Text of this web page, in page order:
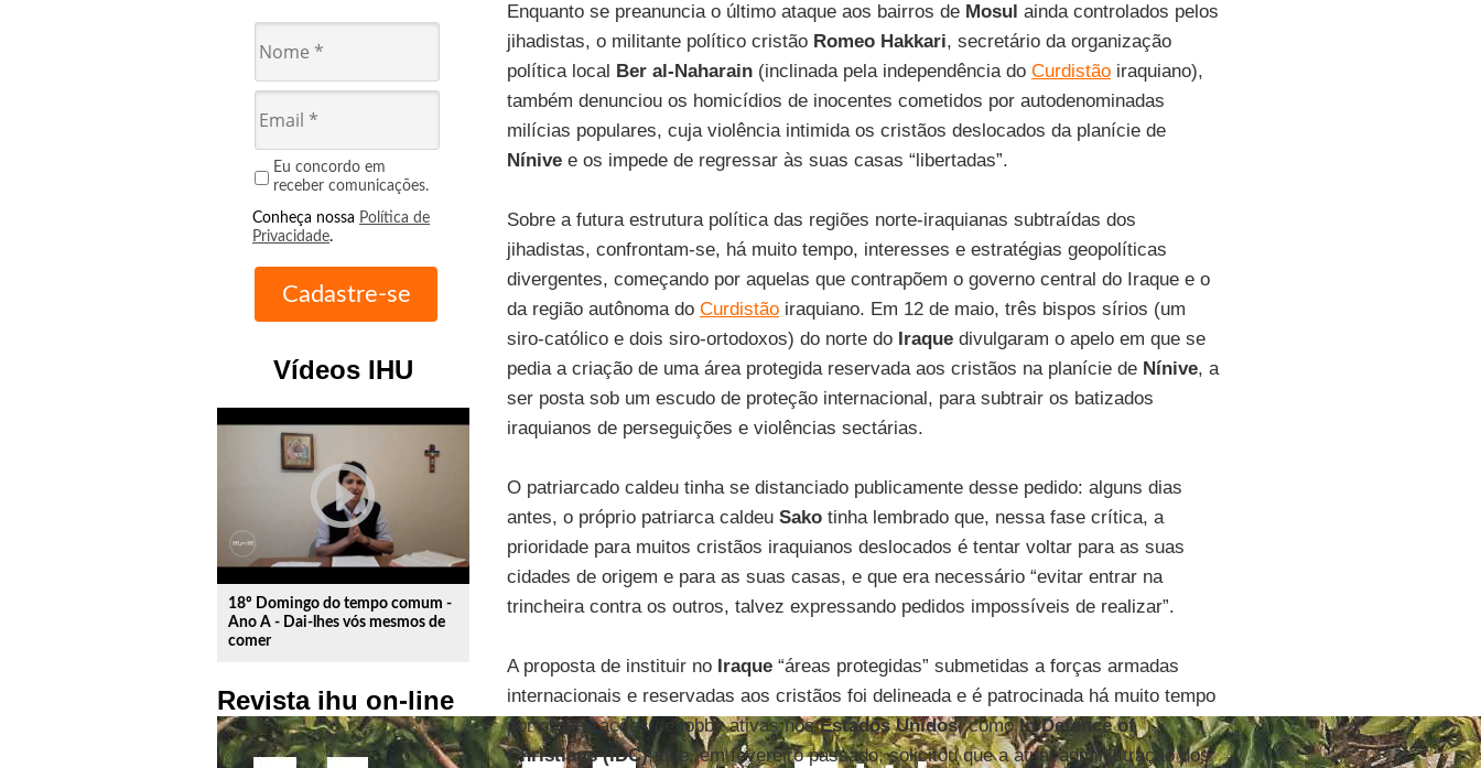
Eu concordo em
receber comunicações.
Conheça nossa Política de
Privacidade.
Vídeos IHU
play_circle_outline
18º Domingo do tempo comum -
Ano A - Dai-lhes vós mesmos de
comer
Revista ihu on-line
Enquanto se preanuncia o último ataque aos bairros de Mosul ainda controlados pelos
jihadistas, o militante político cristão Romeo Hakkari, secretário da organização
política local Ber al-Naharain(inclinada pela independência do Curdistãoiraquiano),
também denunciou os homicídios de inocentes cometidos por autodenominadas
milícias populares, cuja violência intimida os cristãos deslocados da planície de
Nínivee os impede de regressar às suas casas “libertadas”.
Sobre a futura estrutura política das regiões norte-iraquianas subtraídas dos
jihadistas, confrontam-se, há muito tempo, interesses e estratégias geopolíticas
divergentes, começando por aquelas que contrapõem o governo central do Iraque e o
da região autônoma do Curdistãoiraquiano. Em 12 de maio, três bispos sírios (um
siro-católico e dois siro-ortodoxos) do norte do Iraquedivulgaram o apelo em que se
pedia a criação de uma área protegida reservada aos cristãos na planície de Nínive, a
ser posta sob um escudo de proteção internacional, para subtrair os batizados
iraquianos de perseguições e violências sectárias.
O patriarcado caldeu tinha se distanciado publicamente desse pedido: alguns dias
antes, o próprio patriarca caldeu Sakotinha lembrado que, nessa fase crítica, a
prioridade para muitos cristãos iraquianos deslocados é tentar voltar para as suas
cidades de origem e para as suas casas, e que era necessário “evitar entrar na
trincheira contra os outros, talvez expressando pedidos impossíveis de realizar”.
A proposta de instituir no Iraque“áreas protegidas” submetidas a forças armadas
internacionais e reservadas aos cristãos foi delineada e é patrocinada há muito tempo
por organizações de lobby ativas nosEstados Unidos, comoIn Defence of
Christians (IDC), que, em fevereiro passado, solicitou que a atual administração dos